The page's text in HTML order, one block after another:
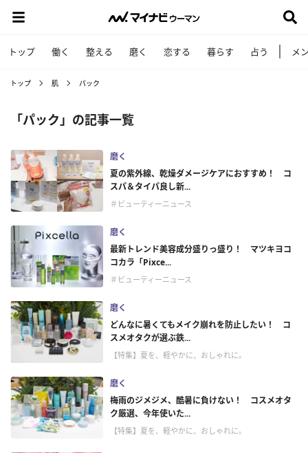
トップ 働く 整える 磨く 恋する 暮らす 占う メ
トップ 肌 パック
「パック」の記事一覧
磨く
夏の紫外線、乾燥ダメージケアにおすすめ！ コ
スパ＆タイパ良し新...
＃ビューティーニュース
磨く
最新トレンド美容成分盛りっ盛り！ マツキヨコ
コカラ「Pixce...
＃ビューティーニュース
磨く
どんなに暑くてもメイク崩れを防止したい！ コ
スメオタクが選ぶ鉄...
【特集】夏を、軽やかに、おしゃれに。
磨く
梅雨のジメジメ、酷暑に負けない！ コスメオタ
ク厳選、今年使いた...
【特集】夏を、軽やかに、おしゃれに。